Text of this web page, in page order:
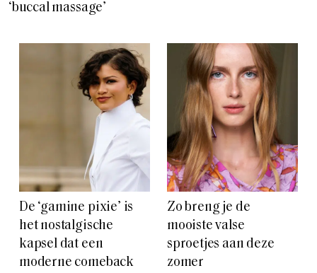
‘buccal massage’
De ‘gamine pixie’ is
het nostalgische
kapsel dat een
moderne comeback
Zo breng je de
mooiste valse
sproetjes aan deze
zomer